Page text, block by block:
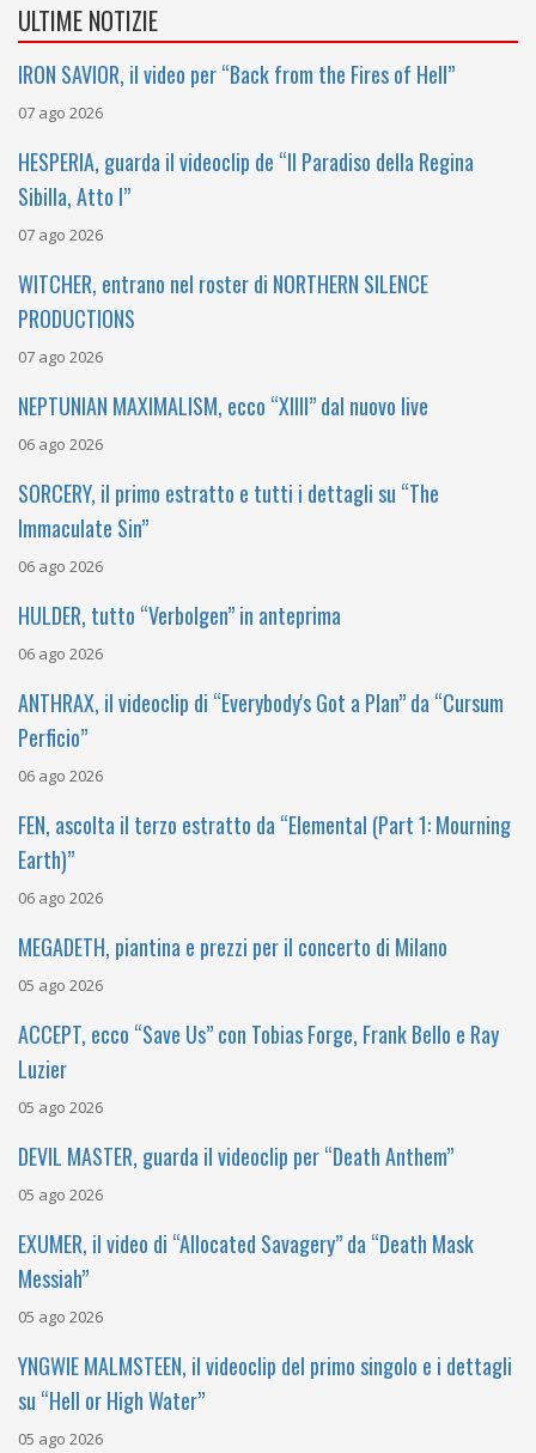
ULTIME NOTIZIE
IRON SAVIOR, il video per “Back from the Fires of Hell”
07 ago 2026
HESPERIA, guarda il videoclip de “Il Paradiso della Regina
Sibilla, Atto I”
07 ago 2026
WITCHER, entrano nel roster di NORTHERN SILENCE
PRODUCTIONS
07 ago 2026
NEPTUNIAN MAXIMALISM, ecco “XIIII” dal nuovo live
06 ago 2026
SORCERY, il primo estratto e tutti i dettagli su “The
Immaculate Sin”
06 ago 2026
HULDER, tutto “Verbolgen” in anteprima
06 ago 2026
ANTHRAX, il videoclip di “Everybody's Got a Plan” da “Cursum
Perficio”
06 ago 2026
FEN, ascolta il terzo estratto da “Elemental (Part 1: Mourning
Earth)”
06 ago 2026
MEGADETH, piantina e prezzi per il concerto di Milano
05 ago 2026
ACCEPT, ecco “Save Us” con Tobias Forge, Frank Bello e Ray
Luzier
05 ago 2026
DEVIL MASTER, guarda il videoclip per “Death Anthem”
05 ago 2026
EXUMER, il video di “Allocated Savagery” da “Death Mask
Messiah”
05 ago 2026
YNGWIE MALMSTEEN, il videoclip del primo singolo e i dettagli
su “Hell or High Water”
05 ago 2026